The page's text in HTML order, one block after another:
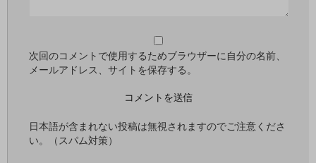
次回のコメントで使用するためブラウザーに自分の名前、
メールアドレス、サイトを保存する。
日本語が含まれない投稿は無視されますのでご注意くださ
い。（スパム対策）